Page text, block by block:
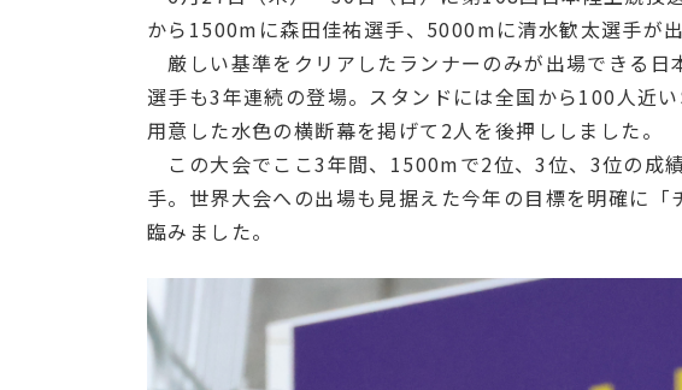
から1500mに森田佳祐選手、5000mに清水歓太選手が出
厳しい基準をクリアしたランナーのみが出場できる
選手も3年連続の登場。スタンドには全国から100人近
用意した水色の横断幕を掲げて2人を後押ししました。
この大会でここ3年間、1500mで2位、3位、3位の成
手。世界大会への出場も見据えた今年の目標を明確に
臨みました。